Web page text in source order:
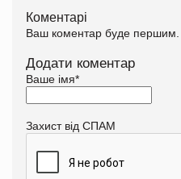
Коментарі
Ваш коментар буде першим.
Додати коментар
Ваше імя*
Захист від СПАМ